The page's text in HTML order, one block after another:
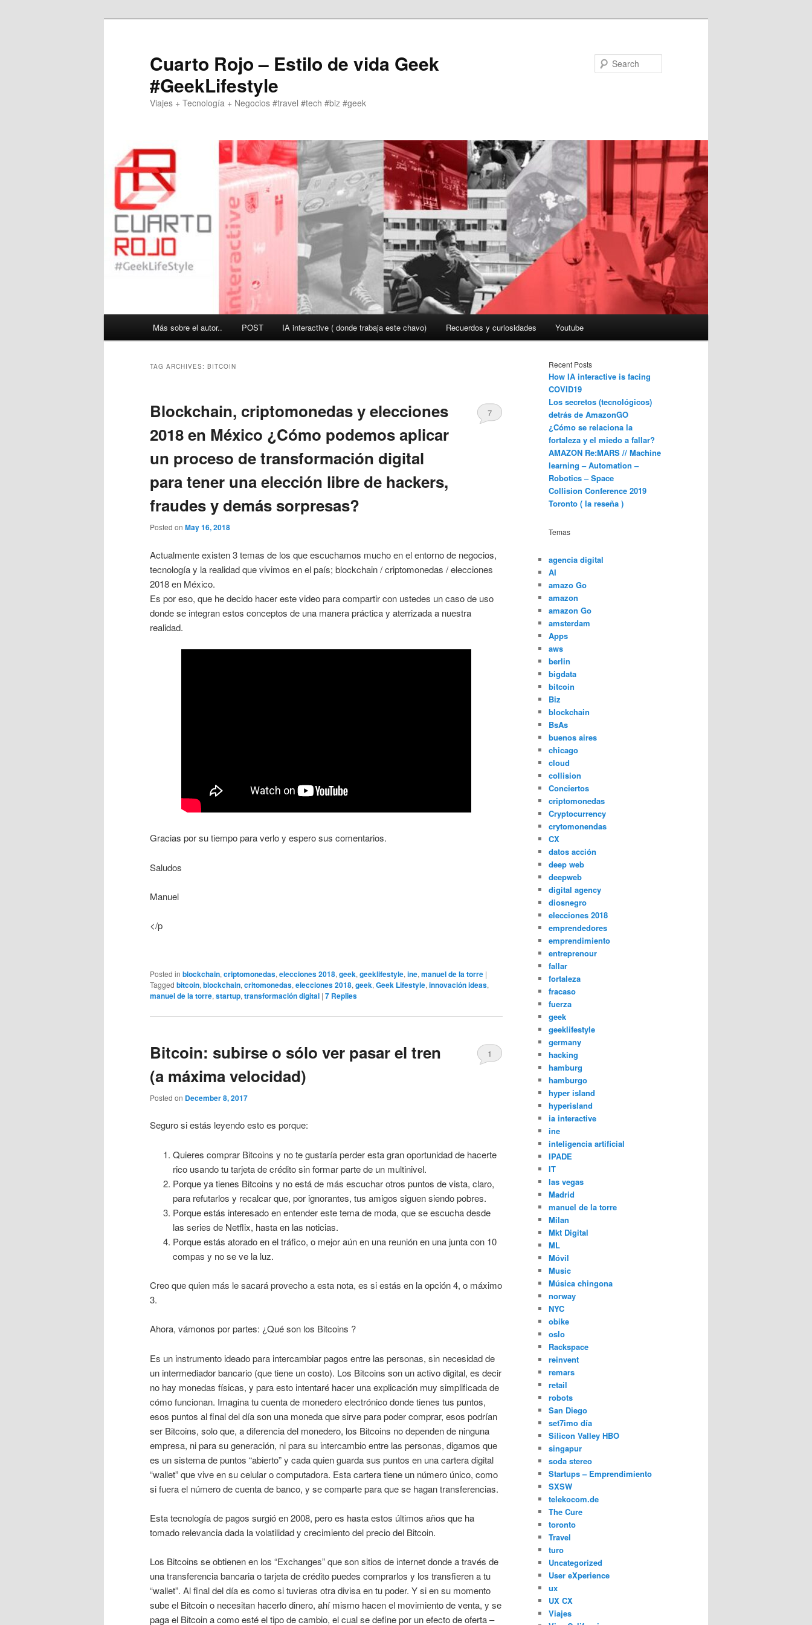
Cuarto Rojo – Estilo de vida Geek
#GeekLifestyle
Viajes + Tecnología + Negocios #travel #tech #biz #geek
Más sobre el autor.. POST IA interactive ( donde trabaja este chavo) Recuerdos y curiosidades Youtube
TAG ARCHIVES: BITCOIN
Blockchain, criptomonedas y elecciones
2018 en México ¿Cómo podemos aplicar
un proceso de transformación digital
para tener una elección libre de hackers,
fraudes y demás sorpresas?
Posted on May 16, 2018
7
Actualmente existen 3 temas de los que escuchamos mucho en el entorno de negocios,
tecnología y la realidad que vivimos en el país; blockchain / criptomonedas / elecciones
2018 en México.
Es por eso, que he decido hacer este video para compartir con ustedes un caso de uso
donde se integran estos conceptos de una manera práctica y aterrizada a nuestra
realidad.
Gracias por su tiempo para verlo y espero sus comentarios.
Saludos
Manuel
</p
Posted in blockchain, criptomonedas, elecciones 2018, geek, geeklifestyle, ine, manuel de la torre |
Tagged bitcoin, blockchain, critomonedas, elecciones 2018, geek, Geek Lifestyle, innovación ideas,
manuel de la torre, startup, transformación digital | 7 Replies
Bitcoin: subirse o sólo ver pasar el tren
(a máxima velocidad)
Posted on December 8, 2017
1
Seguro si estás leyendo esto es porque:
Quieres comprar Bitcoins y no te gustaría perder esta gran oportunidad de hacerte
rico usando tu tarjeta de crédito sin formar parte de un multinivel.
Porque ya tienes Bitcoins y no está de más escuchar otros puntos de vista, claro,
para refutarlos y recalcar que, por ignorantes, tus amigos siguen siendo pobres.
Porque estás interesado en entender este tema de moda, que se escucha desde
las series de Netflix, hasta en las noticias.
Porque estás atorado en el tráfico, o mejor aún en una reunión en una junta con 10
compas y no se ve la luz.
Creo que quien más le sacará provecho a esta nota, es si estás en la opción 4, o máximo
3.
Ahora, vámonos por partes: ¿Qué son los Bitcoins ?
Es un instrumento ideado para intercambiar pagos entre las personas, sin necesidad de
un intermediador bancario (que tiene un costo). Los Bitcoins son un activo digital, es decir
no hay monedas físicas, y para esto intentaré hacer una explicación muy simplificada de
cómo funcionan. Imagina tu cuenta de monedero electrónico donde tienes tus puntos,
esos puntos al final del día son una moneda que sirve para poder comprar, esos podrían
ser Bitcoins, solo que, a diferencia del monedero, los Bitcoins no dependen de ninguna
empresa, ni para su generación, ni para su intercambio entre las personas, digamos que
es un sistema de puntos “abierto” y cada quien guarda sus puntos en una cartera digital
“wallet” que vive en su celular o computadora. Esta cartera tiene un número único, como
si fuera el número de cuenta de banco, y se comparte para que se hagan transferencias.
Esta tecnología de pagos surgió en 2008, pero es hasta estos últimos años que ha
tomado relevancia dada la volatilidad y crecimiento del precio del Bitcoin.
Los Bitcoins se obtienen en los “Exchanges” que son sitios de internet donde a través de
una transferencia bancaria o tarjeta de crédito puedes comprarlos y los transfieren a tu
“wallet”. Al final del día es como si tuvieras otra divisa en tu poder. Y si en su momento
sube el Bitcoin o necesitan hacerlo dinero, ahí mismo hacen el movimiento de venta, y se
paga el Bitcoin a como esté el tipo de cambio, el cual se define por un efecto de oferta –
Recent Posts
How IA interactive is facing
COVID19
Los secretos (tecnológicos)
detrás de AmazonGO
¿Cómo se relaciona la
fortaleza y el miedo a fallar?
AMAZON Re:MARS // Machine
learning – Automation –
Robotics – Space
Collision Conference 2019
Toronto ( la reseña )
Temas
agencia digital
AI
amazo Go
amazon
amazon Go
amsterdam
Apps
aws
berlin
bigdata
bitcoin
Biz
blockchain
BsAs
buenos aires
chicago
cloud
collision
Conciertos
criptomonedas
Cryptocurrency
crytomonendas
CX
datos acción
deep web
deepweb
digital agency
diosnegro
elecciones 2018
emprendedores
emprendimiento
entreprenour
fallar
fortaleza
fracaso
fuerza
geek
geeklifestyle
germany
hacking
hamburg
hamburgo
hyper island
hyperisland
ia interactive
ine
inteligencia artificial
IPADE
IT
las vegas
Madrid
manuel de la torre
Milan
Mkt Digital
ML
Móvil
Music
Música chingona
norway
NYC
obike
oslo
Rackspace
reinvent
remars
retail
robots
San Diego
set7imo día
Silicon Valley HBO
singapur
soda stereo
Startups – Emprendimiento
SXSW
telekocom.de
The Cure
toronto
Travel
turo
Uncategorized
User eXperience
ux
UX CX
Viajes